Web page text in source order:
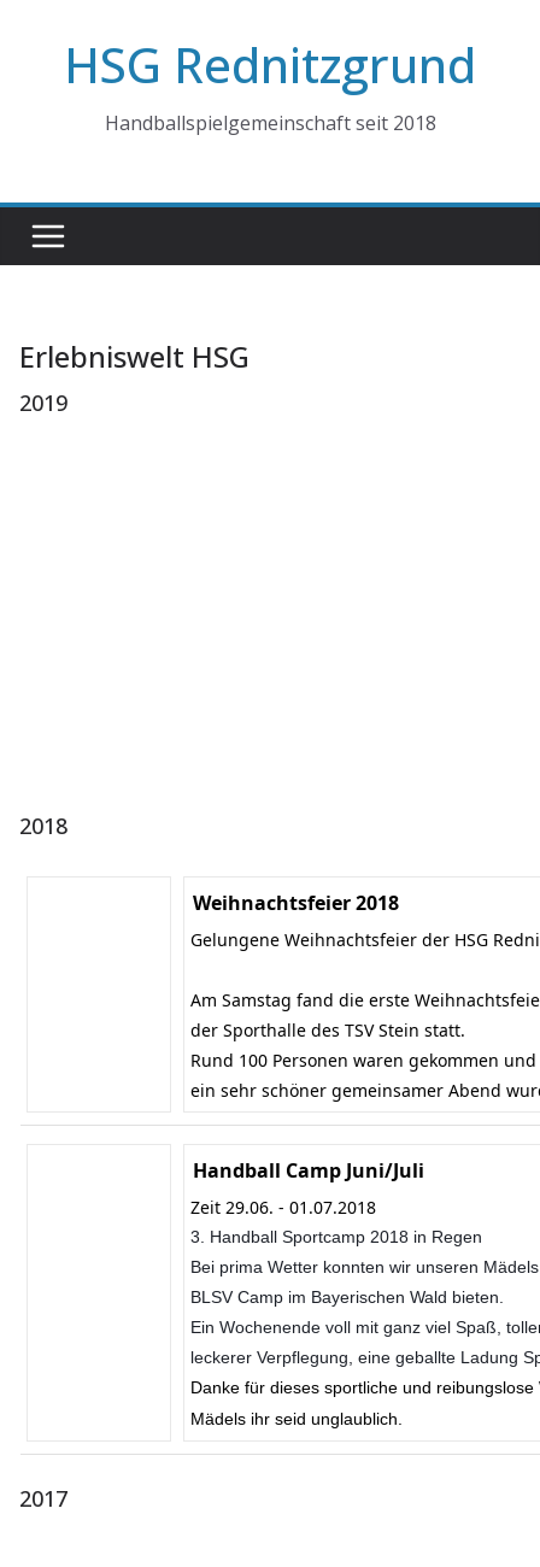
springenHSG Rednitzgrund
Handballspielgemeinschaft seit 2018
Erlebniswelt HSG
2019
2018
Weihnachtsfeier 2018
Gelungene Weihnachtsfeier der HSG
Am Samstag fand die erste
der Sporthalle des TSV Stein statt.
Rund 100 Personen waren gekommen
ein sehr schöner gemeinsamer Abend
Handball Camp Juni/Juli
Zeit 29.06. - 01.07.2018
3. Handball Sportcamp 2018 in Regen
Bei prima Wetter konnten wir unseren
BLSV Camp im Bayerischen Wald bieten.
Ein Wochenende voll mit ganz viel Spaß,
leckerer Verpflegung, eine geballte Ladung
Danke für dieses sportliche und reibungslose
Mädels ihr seid unglaublich.
2017